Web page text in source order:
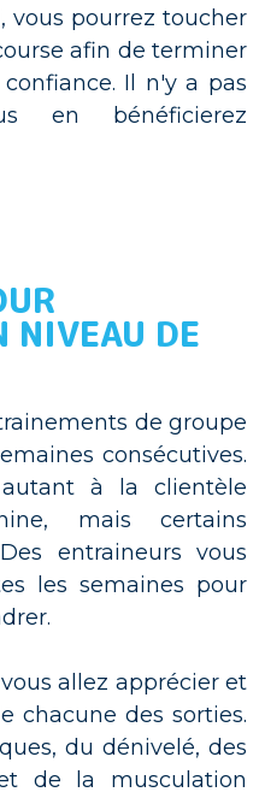
vous pourrez toucher
afin de terminer
Il n'y a pas
en bénéficierez
NIVEAU DE
de groupe
consécutives.
à la clientèle
mais certains
entraineurs vous
les semaines pour
allez apprécier et
chacune des sorties.
du dénivelé, des
de la musculation